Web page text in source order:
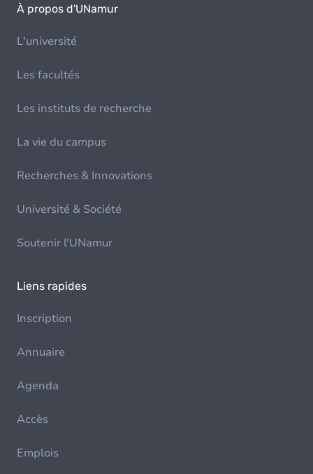
À propos d'UNamur
L'université
Les facultés
Les instituts de recherche
La vie du campus
Recherches & Innovations
Université & Société
Soutenir l'UNamur
Liens rapides
Inscription
Annuaire
Agenda
Accès
Emplois